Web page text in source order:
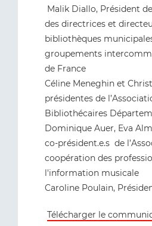
Malik Diallo, Président
des directrices et
bibliothèques
groupements
de France
Céline Meneghin et
présidentes de
Bibliothécaires
Dominique Auer, Eva
co-président.e.s de
coopération des
l'information musicale
Caroline Poulain,
Télécharger le